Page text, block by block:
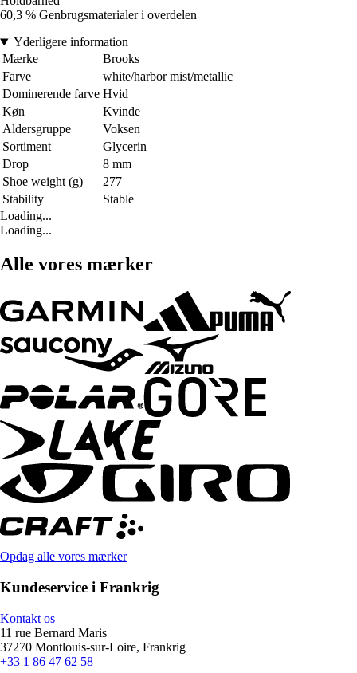
60,3 % Genbrugsmaterialer i overdelen
Yderligere information
Mærke
Brooks
Farve
white/harbor mist/metallic
Dominerende farve Hvid
Køn
Kvinde
Aldersgruppe
Voksen
Sortiment
Glycerin
Drop
8 mm
Shoe weight (g)
277
Stability
Stable
Loading...
Loading...
Alle vores mærker
Opdag alle vores mærker
Kundeservice i Frankrig
Kontakt os
11 rue Bernard Maris
37270 Montlouis-sur-Loire, Frankrig
+33 1 86 47 62 58